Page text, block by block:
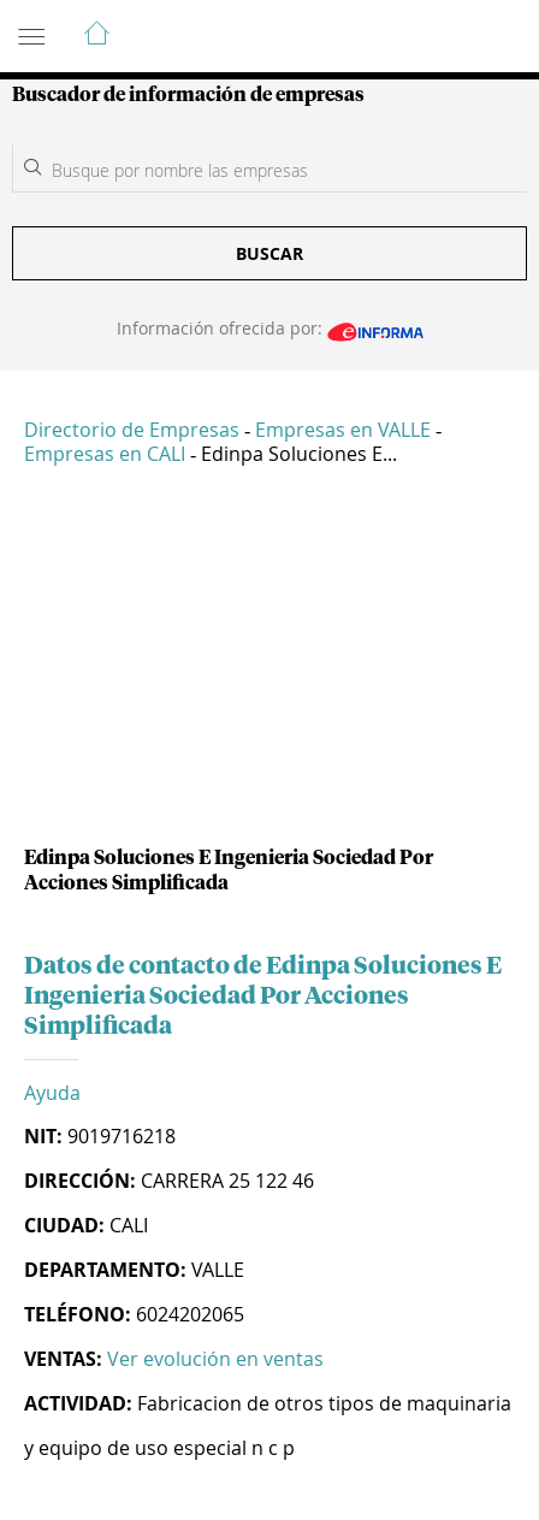
Guía de Empresas Colombianas
Buscador de información de empresas
BUSCAR
Información ofrecida por:
Directorio de Empresas - Empresas en VALLE -
Empresas en CALI - Edinpa Soluciones E...
Edinpa Soluciones E Ingenieria Sociedad Por
Acciones Simplificada
Datos de contacto de Edinpa Soluciones E
Ingenieria Sociedad Por Acciones
Simplificada
Ayuda
NIT: 9019716218
DIRECCIÓN: CARRERA 25 122 46
CIUDAD: CALI
DEPARTAMENTO: VALLE
TELÉFONO: 6024202065
VENTAS: Ver evolución en ventas
ACTIVIDAD: Fabricacion de otros tipos de maquinaria
y equipo de uso especial n c p